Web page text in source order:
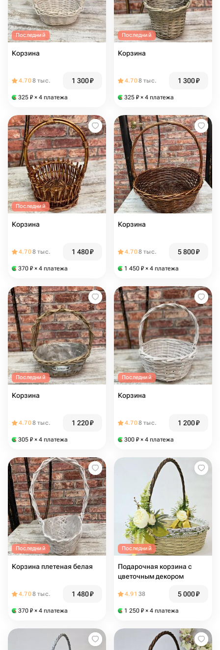
Последний
Корзина
4.708 тыс. 1 300₽
325 ₽ × 4 платежа
Последний
Корзина
4.708 тыс. 1 300₽
325 ₽ × 4 платежа
Последний
Корзина
4.708 тыс. 1 480₽
370 ₽ × 4 платежа
Корзина
4.708 тыс. 5 800₽
1 450 ₽ × 4 платежа
Последний
Корзина
4.708 тыс. 1 220₽
305 ₽ × 4 платежа
Последний
Корзина
4.708 тыс. 1 200₽
300 ₽ × 4 платежа
Последний
Корзина плетеная белая
4.708 тыс. 1 480₽
370 ₽ × 4 платежа
Последний
Подарочная корзина с
цветочным декором
4.91 38 5 000₽
1 250 ₽ × 4 платежа